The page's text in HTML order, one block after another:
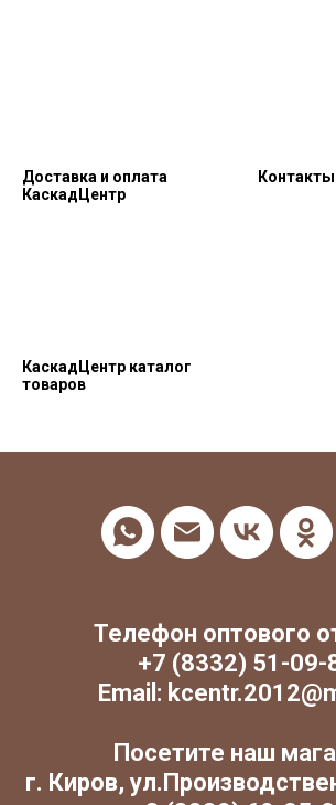
Доставка и оплата
КаскадЦентр
КаскадЦентр каталог
товаров
Телефон оптового
+7 (8332) 51-09-
Email:
Посетите наш
г. Киров,